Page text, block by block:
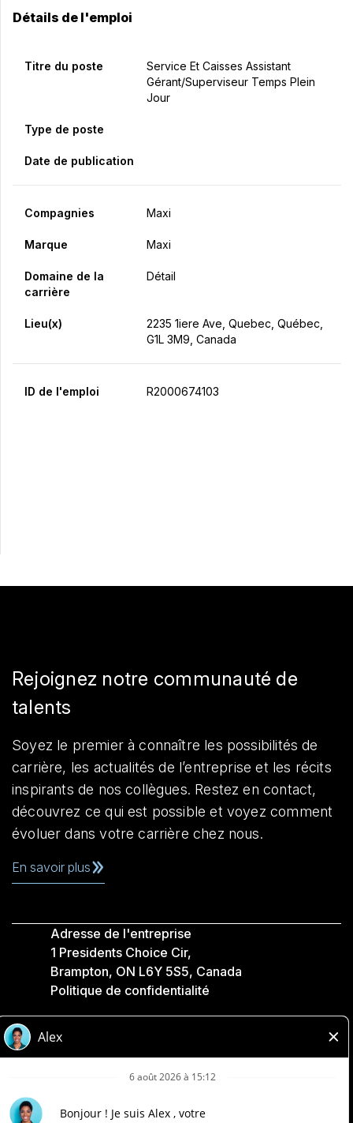
Détails de l'emploi
Titre du poste
Service Et Caisses Assistant
Gérant/Superviseur Temps Plein
Jour
Type de poste
Date de publication
Compagnies Maxi
Marque Maxi
Domaine de la
carrière
Détail
Lieu(x)
2235 1iere Ave, Quebec, Québec,
G1L 3M9, Canada
ID de l'emploi R2000674103
Rejoignez notre communauté de
talents
Soyez le premier à connaître les possibilités de
carrière, les actualités de l’entreprise et les récits
inspirants de nos collègues. Restez en contact,
découvrez ce qui est possible et voyez comment
évoluer dans votre carrière chez nous.
En savoir plus
Adresse de l'entreprise
1 Presidents Choice Cir,
Brampton, ON L6Y 5S5, Canada
Politique de confidentialité
Accessibilité
Compagnies Loblaw